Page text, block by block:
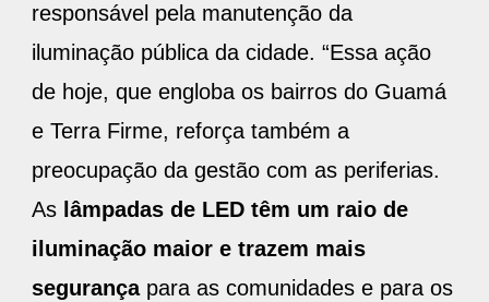
responsável pela manutenção da
iluminação pública da cidade. “Essa ação
de hoje, que engloba os bairros do Guamá
e Terra Firme, reforça também a
preocupação da gestão com as periferias.
As lâmpadas de LED têm um raio de
iluminação maior e trazem mais
segurança para as comunidades e para os